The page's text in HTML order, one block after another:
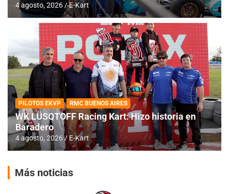
4 agosto, 2026 E-Kart
PILOTOS EKVP RMC BUENOS AIRES
WK LÜSQTOFF Racing Kart: Hizo historia en
Baradero
4 agosto, 2026 E-Kart
Más noticias